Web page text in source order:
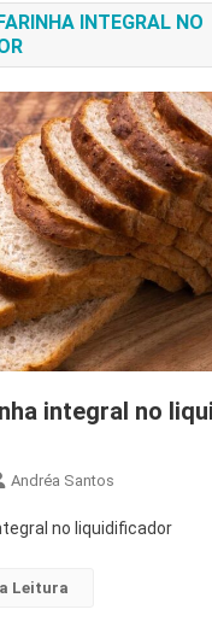
INTEGRAL NO
integral no
Andréa Santos
no liquidificador
Leitura